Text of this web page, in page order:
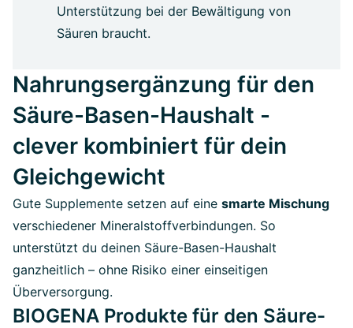
Unterstützung bei der Bewältigung von
Säuren braucht.
Nahrungsergänzung für den
Säure-Basen-Haushalt -
clever kombiniert für dein
Gleichgewicht
Gute Supplemente setzen auf eine smarte Mischung
verschiedener Mineralstoffverbindungen. So
unterstützt du deinen Säure-Basen-Haushalt
ganzheitlich – ohne Risiko einer einseitigen
Überversorgung.
BIOGENA Produkte für den Säure-